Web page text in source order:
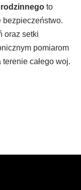
to
bezpieczeństwo.
oraz setki
pomiarom
całego woj.